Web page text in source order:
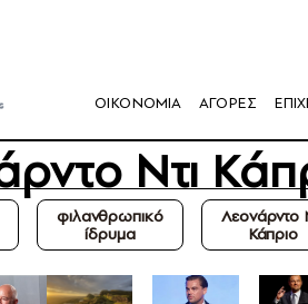
OIKONOMIA ΑΓΟΡΕΣ
Ντι
φιλανθρωπικό
ίδρυμα
Λεονάρντο
Κάπριο